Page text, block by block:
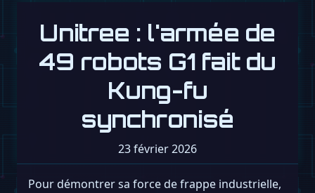
Unitree : l'armée de
49 robots G1 fait du
Kung-fu
synchronisé
23 février 2026
Pour démontrer sa force de frappe industrielle,